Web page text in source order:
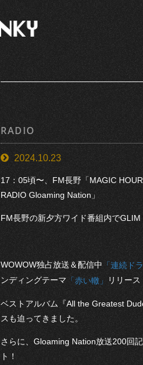
RADIO
2024.10.23
17：05頃〜、FM長野「MAGIC
RADIO Gloaming Nation」
FM長野の新夕方ワイド番組内で
WOWOW独占放送＆配信中 「連続ド
ンディングテーマ 「赤い轍」 リリース
ベストアルバム『All the Greatest
スも迫ってきました。
さらに、Gloaming Nation放送200回
ト！